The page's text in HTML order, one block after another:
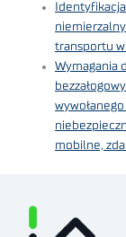
transportu
Wymagania
mobilne,